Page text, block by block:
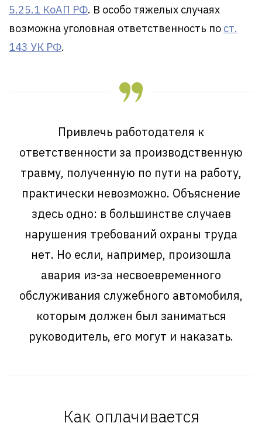
5.25.1 КоАП РФ. В особо тяжелых случаях
возможна уголовная ответственность по ст.
143 УК РФ.
Привлечь работодателя к
ответственности за производственную
травму, полученную по пути на работу,
практически невозможно. Объяснение
здесь одно: в большинстве случаев
нарушения требований охраны труда
нет. Но если, например, произошла
авария из-за несвоевременного
обслуживания служебного автомобиля,
которым должен был заниматься
руководитель, его могут и наказать.
Как оплачивается